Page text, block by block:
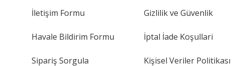
İletişim Formu
Havale Bildirim Formu
Sipariş Sorgula
Gizlilik ve Güvenlik
İptal İade Koşullari
Kişisel Veriler Politikası